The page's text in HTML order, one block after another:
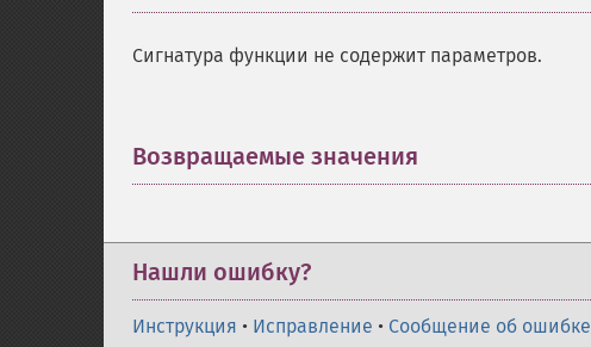
Сигнатура функции не содержит параметров.
Возвращаемые значения
Нашли ошибку?
Инструкция • Исправление • Сообщение об ошибке